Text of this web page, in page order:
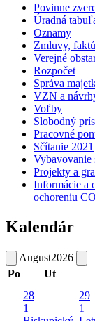
Povinne
Úradná
Oznamy
Zmluvy,
Verejné
Rozpočet
Správa
VZN a
Voľby
Slobodný
Pracovné
Sčítanie 2021
Vybavovanie
Projekty a
Informácie a
ochoreniu
Kalendár
August2026
Po
Ut
28
1
29
1